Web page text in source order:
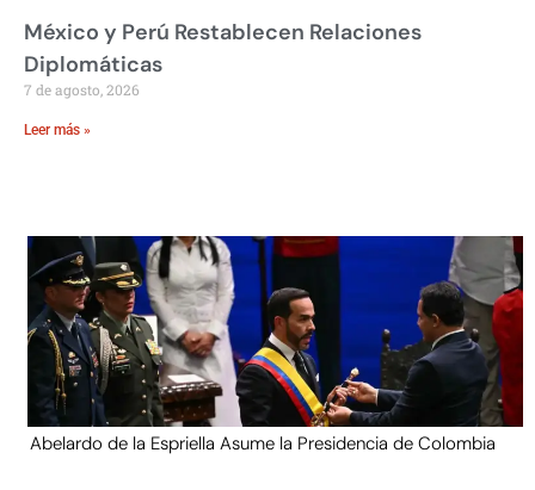
México y Perú Restablecen Relaciones
Diplomáticas
7 de agosto, 2026
Leer más »
Abelardo de la Espriella Asume la Presidencia de Colombia